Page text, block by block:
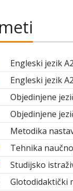
Engleski jezik
Engleski jezik
Objedinjene
Objedinjene
Metodika
Tehnika
Studijsko
Glotodidaktički